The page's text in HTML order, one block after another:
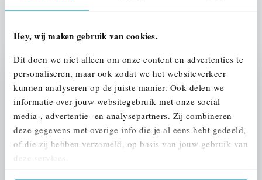
Hey, wij maken gebruik van cookies.
Dit doen we niet alleen om onze content en advertenties te
personaliseren, maar ook zodat we het websiteverkeer
kunnen analyseren op de juiste manier. Ook delen we
informatie over jouw websitegebruik met onze social
media-, advertentie- en analysepartners. Zij combineren
deze gegevens met overige info die je al eens hebt gedeeld,
of die zij hebben verzameld, op basis van jouw gebruik van
deze services.
Stap 1 van 3
UW AUTO INRUILEN?